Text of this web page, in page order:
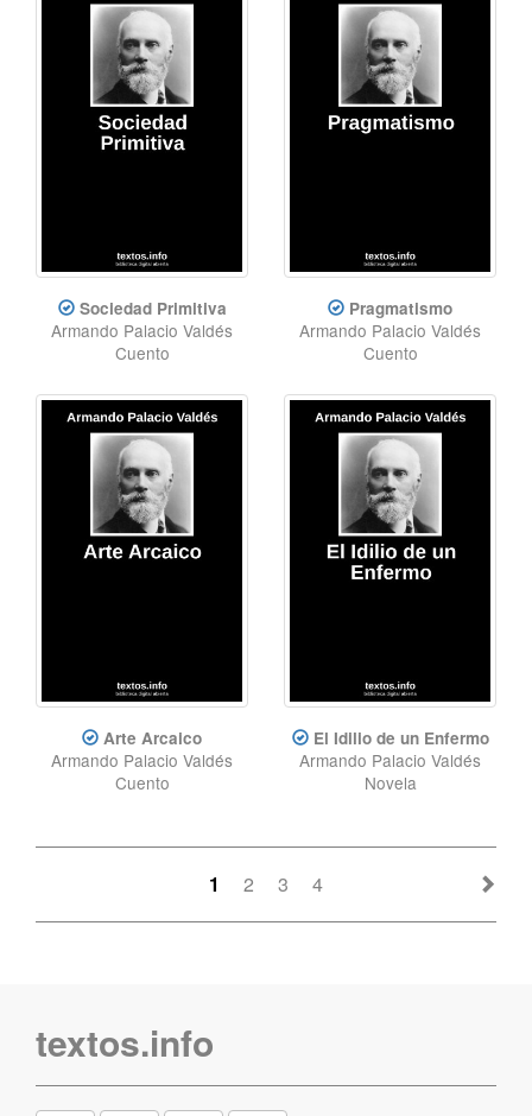
Sociedad Primitiva
Armando Palacio Valdés
Cuento
Pragmatismo
Armando Palacio Valdés
Cuento
Arte Arcaico
Armando Palacio Valdés
Cuento
El Idilio de un Enfermo
Armando Palacio Valdés
Novela
1 2 3 4
textos.info